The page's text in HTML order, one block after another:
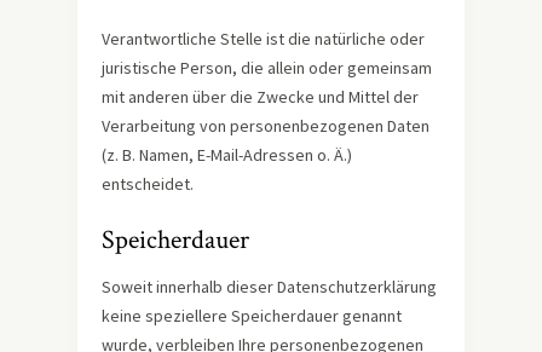
Verantwortliche Stelle ist die natürliche oder
juristische Person, die allein oder gemeinsam
mit anderen über die Zwecke und Mittel der
Verarbeitung von personenbezogenen Daten
(z. B. Namen, E-Mail-Adressen o. Ä.)
entscheidet.
Speicherdauer
Soweit innerhalb dieser Datenschutzerklärung
keine speziellere Speicherdauer genannt
wurde, verbleiben Ihre personenbezogenen